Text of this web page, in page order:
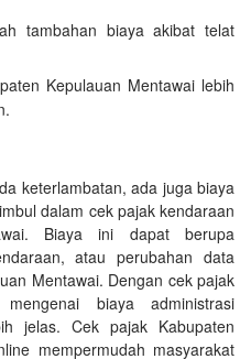
tambahan biaya akibat telat
Kepulauan Mentawai lebih
keterlambatan, ada juga biaya
dalam cek pajak kendaraan
Biaya ini dapat berupa
atau perubahan data
Mentawai. Dengan cek pajak
biaya administrasi
jelas. Cek pajak Kabupaten
mempermudah masyarakat